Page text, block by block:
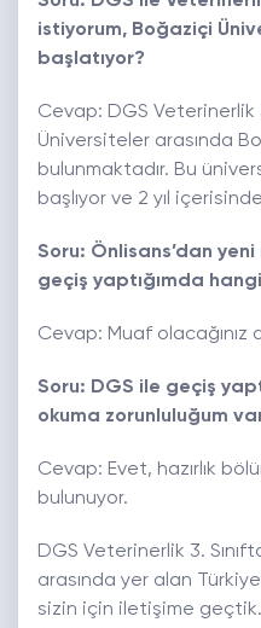
istiyorum, Boğaziçi
başlatıyor?
Cevap: DGS Veterinerlik
Üniversiteler arasında
bulunmaktadır. Bu
başlıyor ve 2 yıl
Soru: Önlisans’dan
geçiş yaptığımda
Cevap: Muaf olacağınız
Soru: DGS ile geçiş
okuma zorunluluğum var
Cevap: Evet, hazırlık
bulunuyor.
DGS Veterinerlik 3.
arasında yer alan
sizin için iletişime